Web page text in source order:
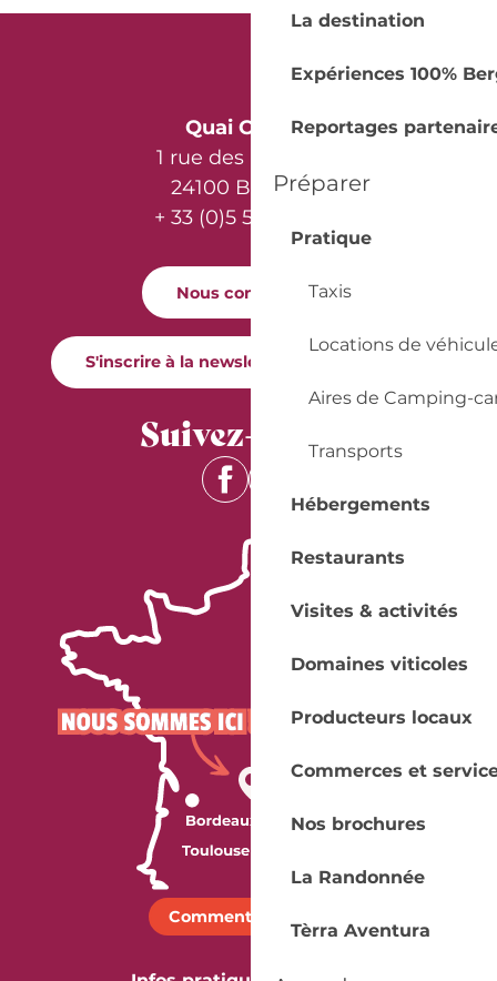
La destination
Expériences 100%
Reportages
Préparer
Pratique
Taxis
Locations de
Aires de Camping-
Transports
Hébergements
Restaurants
Visites & activités
Domaines viticoles
Producteurs locaux
Commerces et
Nos brochures
La Randonnée
Tèrra Aventura
Quai Cyrano
1 rue des Récollets
24100 Bergerac
+ 33 (0)5 53 57 03 11
Nous contacter
S'inscrire à la newsletter Quai Cyrano
Suivez-nous !
Comment venir ?